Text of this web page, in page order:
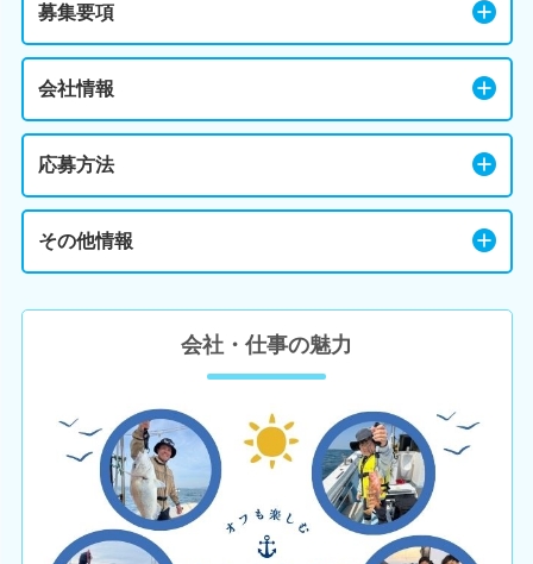
募集要項
会社情報
応募方法
その他情報
会社・仕事の魅力